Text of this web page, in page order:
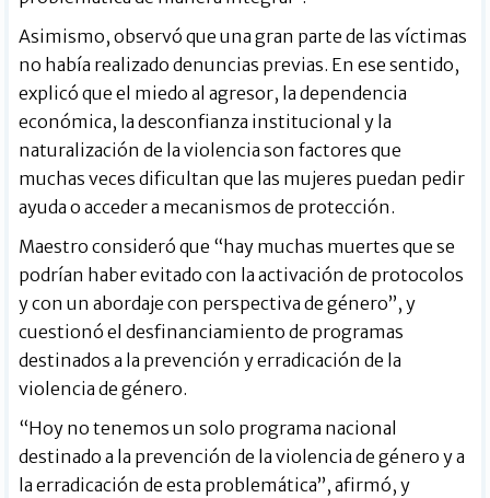
Asimismo, observó que una gran parte de las víctimas
no había realizado denuncias previas. En ese sentido,
explicó que el miedo al agresor, la dependencia
económica, la desconfianza institucional y la
naturalización de la violencia son factores que
muchas veces dificultan que las mujeres puedan pedir
ayuda o acceder a mecanismos de protección.
Maestro consideró que “hay muchas muertes que se
podrían haber evitado con la activación de protocolos
y con un abordaje con perspectiva de género”, y
cuestionó el desfinanciamiento de programas
destinados a la prevención y erradicación de la
violencia de género.
“Hoy no tenemos un solo programa nacional
destinado a la prevención de la violencia de género y a
la erradicación de esta problemática”, afirmó, y